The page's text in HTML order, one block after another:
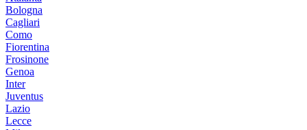
Bologna
Cagliari
Como
Fiorentina
Frosinone
Genoa
Inter
Juventus
Lazio
Lecce